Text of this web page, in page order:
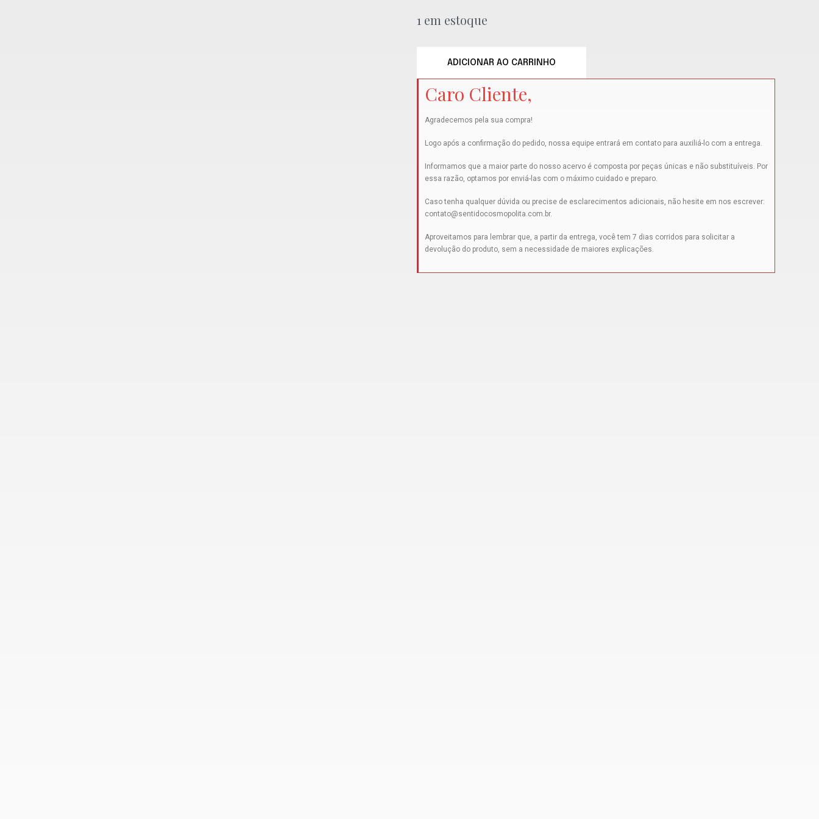
1 em estoque
ADICIONAR AO CARRINHO
Caro Cliente,
Agradecemos pela sua compra!
Logo após a confirmação do pedido, nossa equipe entrará em contato para auxiliá-lo com a entrega.
Informamos que a maior parte do nosso acervo é composta por peças únicas e não substituíveis. Por
essa razão, optamos por enviá-las com o máximo cuidado e preparo.
Caso tenha qualquer dúvida ou precise de esclarecimentos adicionais, não hesite em nos escrever:
contato@sentidocosmopolita.com.br.
Aproveitamos para lembrar que, a partir da entrega, você tem 7 dias corridos para solicitar a
devolução do produto, sem a necessidade de maiores explicações.